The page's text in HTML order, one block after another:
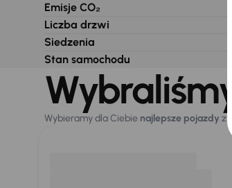
Emisje CO₂
Liczba drzwi
Siedzenia
Stan samochodu
Wybieramy dla Ciebie najlepsze pojazdy z